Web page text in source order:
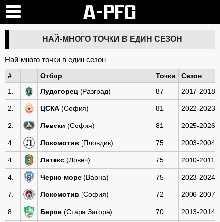
НАЙ-МНОГО ТОЧКИ В ЕДИН СЕЗОН
Най-много точки в един сезон
# Отбор Точки
Сезон
1.
Лудогорец (Разград) 87 2017-2018
2. ЦСКА (София) 81 2022-2023
2. Левски (София) 81 2025-2026
4. Локомотив (Пловдив) 75 2003-2004
4. Литекс (Ловеч) 75 2010-2011
4. Черно море (Варна) 75 2023-2024
7. Локомотив (София) 72 2006-2007
8. Берое (Стара Загора) 70 2013-2014